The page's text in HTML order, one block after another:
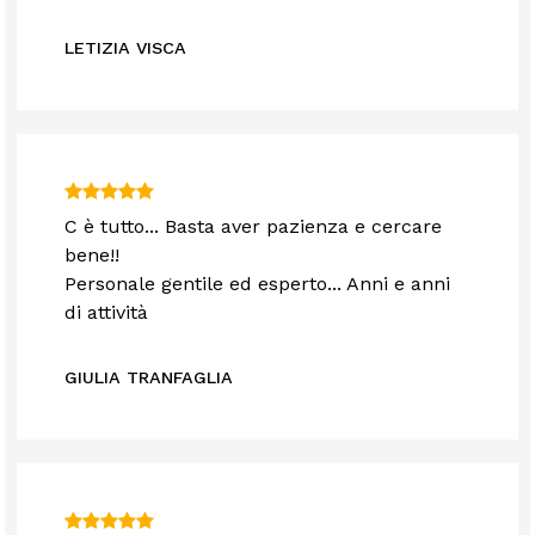
LETIZIA VISCA
C è tutto... Basta aver pazienza e cercare
bene!!
Personale gentile ed esperto... Anni e anni
di attività
GIULIA TRANFAGLIA